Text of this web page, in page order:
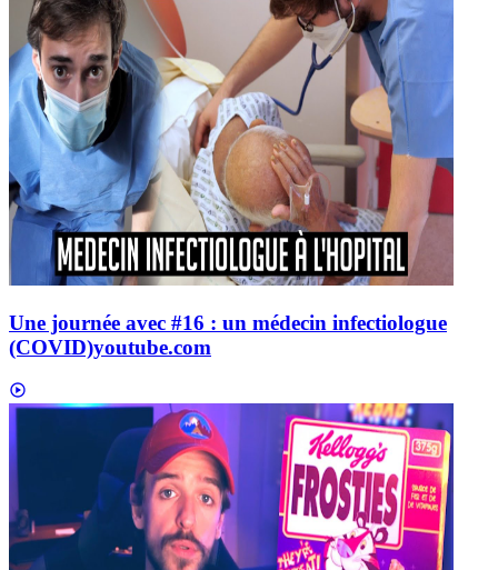
Une journée avec #16 : un médecin infectiologue
(COVID)youtube.com